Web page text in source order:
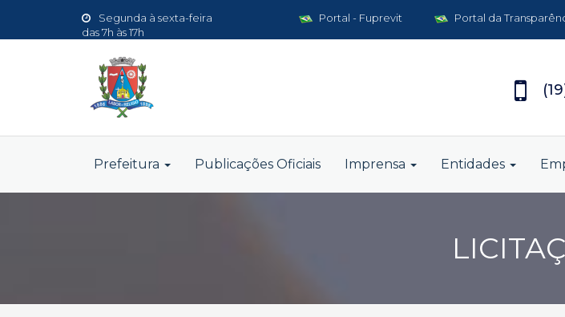
Segunda à sexta-feira
das 7h às 17h
Portal da
Portal - Fuprevit
Prefeitura Publicações Oficiais Imprensa Entidades